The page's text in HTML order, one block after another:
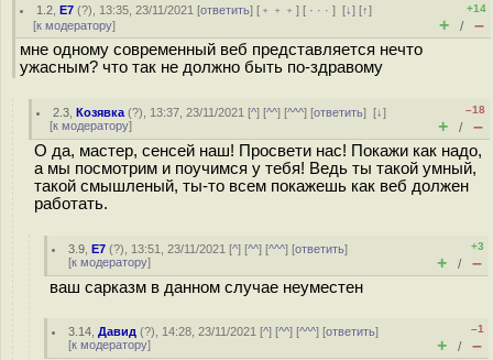
1.2 ,E7 (?), 13:35, 23/11/2021 [ответить] [ ﹢﹢﹢] [ · · ·][↓] [↑]
[к модератору]
+14
+ / –
мне одному современный веб представляется нечто
ужасным? что так не должно быть по-здравому
2.3 ,Козявка (?), 13:37, 23/11/2021 [^] [^^] [^^^] [ответить][↓]
[к модератору]
–18
+ / –
О да, мастер, сенсей наш! Просвети нас! Покажи как надо,
а мы посмотрим и поучимся у тебя! Ведь ты такой умный,
такой смышленый, ты-то всем покажешь как веб должен
работать.
3.9 ,E7 (?), 13:51, 23/11/2021 [^] [^^] [^^^] [ответить]
[к модератору]
+3
+ / –
ваш сарказм в данном случае неуместен
3.14 ,Давид (?), 14:28, 23/11/2021 [^] [^^] [^^^] [ответить]
[к модератору]
–1
+ / –